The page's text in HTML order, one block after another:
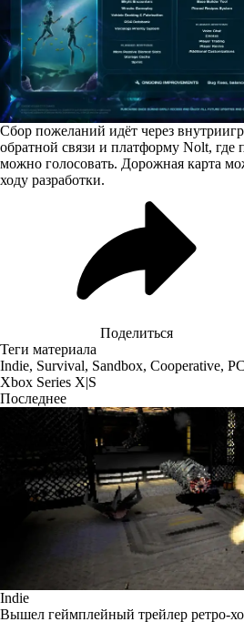
Сбор пожеланий идёт через
обратной связи и платформу Nolt, где
можно голосовать. Дорожная карта
ходу разработки.
Поделиться
Теги материала
Indie, Survival, Sandbox, Cooperative, PC
Xbox Series X|S
Последнее
Indie
Вышел геймплейный трейлер ретро-